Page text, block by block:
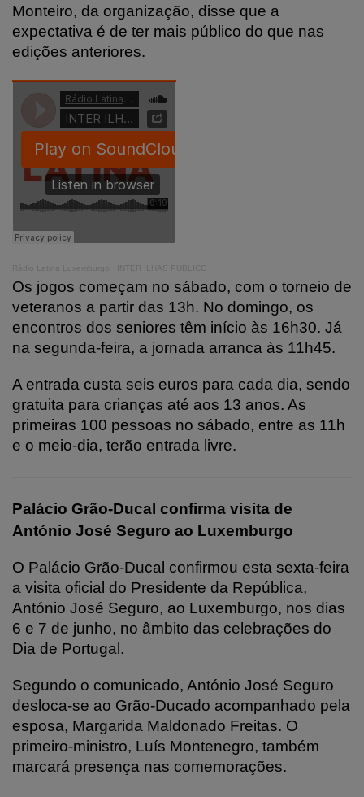
Monteiro, da organização, disse que a
expectativa é de ter mais público do que nas
edições anteriores.
Rádio Latina Luxemburgo INTER ILHAS PUBLICO
Os jogos começam no sábado, com o torneio de
veteranos a partir das 13h. No domingo, os
encontros dos seniores têm início às 16h30. Já
na segunda-feira, a jornada arranca às 11h45.
A entrada custa seis euros para cada dia, sendo
gratuita para crianças até aos 13 anos. As
primeiras 100 pessoas no sábado, entre as 11h
e o meio-dia, terão entrada livre.
Palácio Grão-Ducal confirma visita de
António José Seguro ao Luxemburgo
O Palácio Grão-Ducal confirmou esta sexta-feira
a visita oficial do Presidente da República,
António José Seguro, ao Luxemburgo, nos dias
6 e 7 de junho, no âmbito das celebrações do
Dia de Portugal.
Segundo o comunicado, António José Seguro
desloca-se ao Grão-Ducado acompanhado pela
esposa, Margarida Maldonado Freitas. O
primeiro-ministro, Luís Montenegro, também
marcará presença nas comemorações.